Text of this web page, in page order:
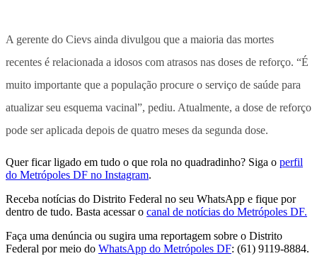
A gerente do Cievs ainda divulgou que a maioria das mortes
recentes é relacionada a idosos com atrasos nas doses de reforço. “É
muito importante que a população procure o serviço de saúde para
atualizar seu esquema vacinal”, pediu. Atualmente, a dose de reforço
pode ser aplicada depois de quatro meses da segunda dose.
Quer ficar ligado em tudo o que rola no quadradinho? Siga o perfil
do Metrópoles DF no Instagram.
Receba notícias do Distrito Federal no seu WhatsApp e fique por
dentro de tudo. Basta acessar o canal de notícias do Metrópoles DF.
Faça uma denúncia ou sugira uma reportagem sobre o Distrito
Federal por meio do WhatsApp do Metrópoles DF: (61) 9119-8884.